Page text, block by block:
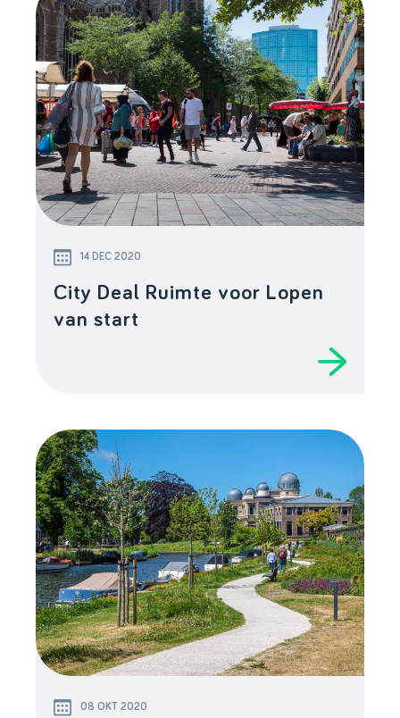
14 DEC 2020
City Deal Ruimte voor Lopen
van start
08 OKT 2020